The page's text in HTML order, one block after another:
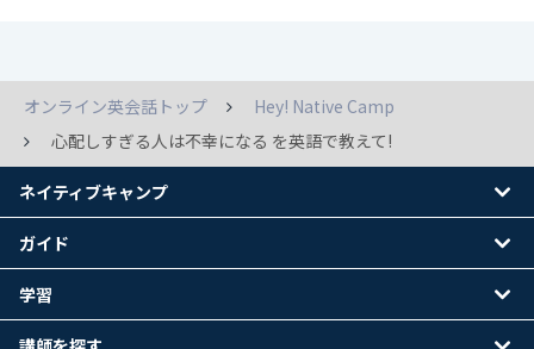
オンライン英会話トップ
Hey! Native Camp
心配しすぎる人は不幸になる を英語で教えて!
ネイティブキャンプ
ガイド
学習